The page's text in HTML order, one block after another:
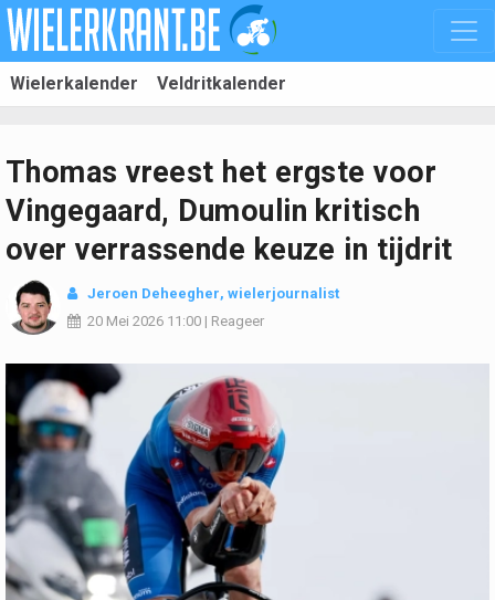
Wielerkalender Veldritkalender
Thomas vreest het ergste voor
Vingegaard, Dumoulin kritisch
over verrassende keuze in tijdrit
Jeroen Deheegher, wielerjournalist
20 Mei 2026 11:00 | Reageer